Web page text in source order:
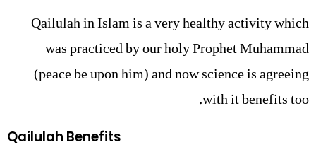
Qailulah in Islam is a very healthy activity which
was practiced by our holy Prophet Muhammad
(peace be upon him) and now science is agreeing
with it benefits too.
Qailulah Benefits